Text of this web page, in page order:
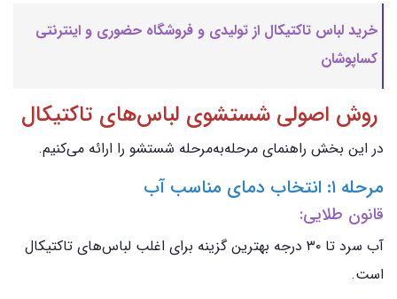
خرید لباس تاکتیکال از تولیدی و فروشگاه حضوری و اینترنتی
کساپوشان
روش اصولی شستشوی لباس‌های تاکتیکال
در این بخش راهنمای مرحله‌به‌مرحله شستشو را ارائه می‌کنیم.
مرحله ۱: انتخاب دمای مناسب آب
قانون طلایی:
آب سرد تا ۳۰ درجه بهترین گزینه برای اغلب لباس‌های تاکتیکال
است.